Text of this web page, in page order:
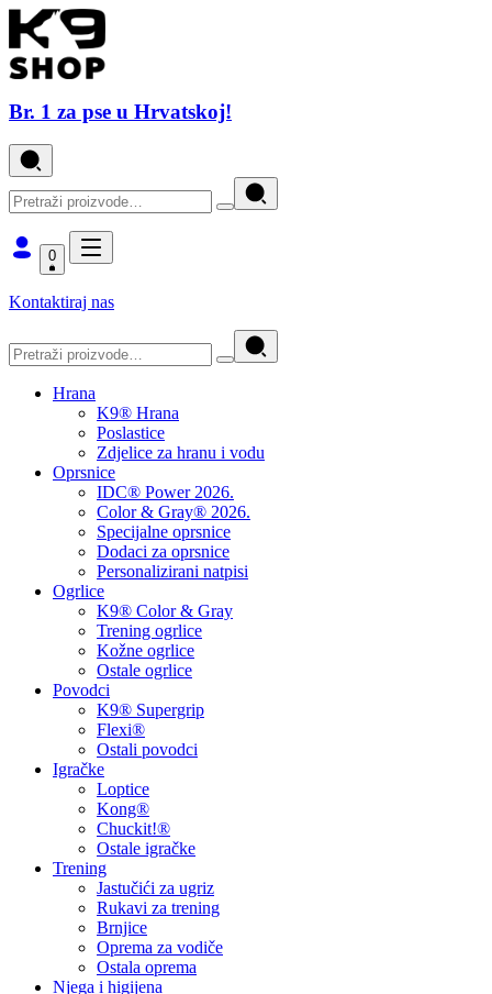
Br. 1 za pse u Hrvatskoj!
0
Kontaktiraj nas
Hrana
K9® Hrana
Poslastice
Zdjelice za hranu i vodu
Oprsnice
IDC® Power 2026.
Color & Gray® 2026.
Specijalne oprsnice
Dodaci za oprsnice
Personalizirani natpisi
Ogrlice
K9® Color & Gray
Trening ogrlice
Kožne ogrlice
Ostale ogrlice
Povodci
K9® Supergrip
Flexi®
Ostali povodci
Igračke
Loptice
Kong®
Chuckit!®
Ostale igračke
Trening
Jastučići za ugriz
Rukavi za trening
Brnjice
Oprema za vodiče
Ostala oprema
Njega i higijena